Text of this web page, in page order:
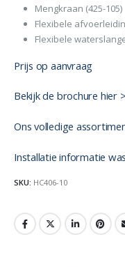
Mengkraan (425-105)
Flexibele
Flexibele
Prijs op aanvraag
Bekijk de brochure hier >
Ons volledige
Installatie informatie
SKU: HC406-10